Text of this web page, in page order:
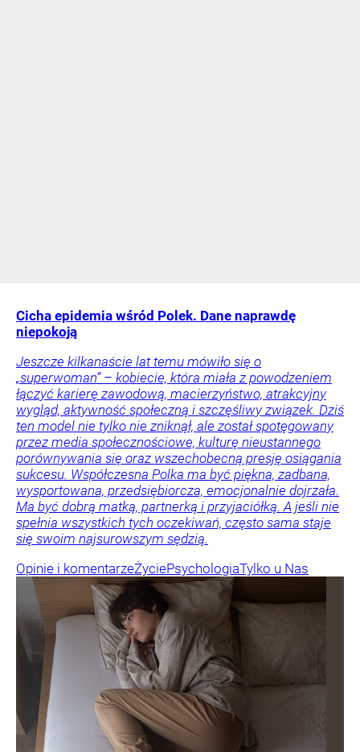
Cicha epidemia wśród Polek. Dane naprawdę
niepokoją
Jeszcze kilkanaście lat temu mówiło się o
„superwoman” – kobiecie, która miała z powodzeniem
łączyć karierę zawodową, macierzyństwo, atrakcyjny
wygląd, aktywność społeczną i szczęśliwy związek. Dziś
ten model nie tylko nie zniknął, ale został spotęgowany
przez media społecznościowe, kulturę nieustannego
porównywania się oraz wszechobecną presję osiągania
sukcesu. Współczesna Polka ma być piękna, zadbana,
wysportowana, przedsiębiorcza, emocjonalnie dojrzała.
Ma być dobrą matką, partnerką i przyjaciółką. A jeśli nie
spełnia wszystkich tych oczekiwań, często sama staje
się swoim najsurowszym sędzią.
Opinie i komentarzeŻyciePsychologiaTylko u Nas